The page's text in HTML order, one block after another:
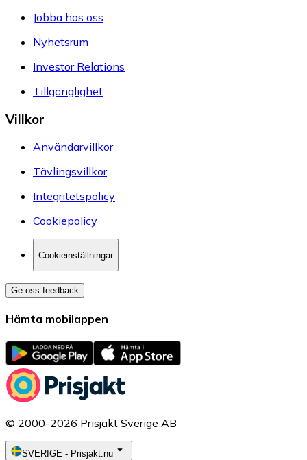
Jobba hos oss
Nyhetsrum
Investor Relations
Tillgänglighet
Villkor
Användarvillkor
Tävlingsvillkor
Integritetspolicy
Cookiepolicy
Cookieinställningar
Ge oss feedback
Hämta mobilappen
© 2000-2026 Prisjakt Sverige AB
SVERIGE - Prisjakt.nu